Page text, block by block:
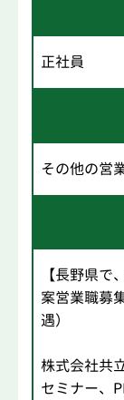
正社員
その他の営
【長野県
案営業職募
遇）
株式会社共
セミナー、